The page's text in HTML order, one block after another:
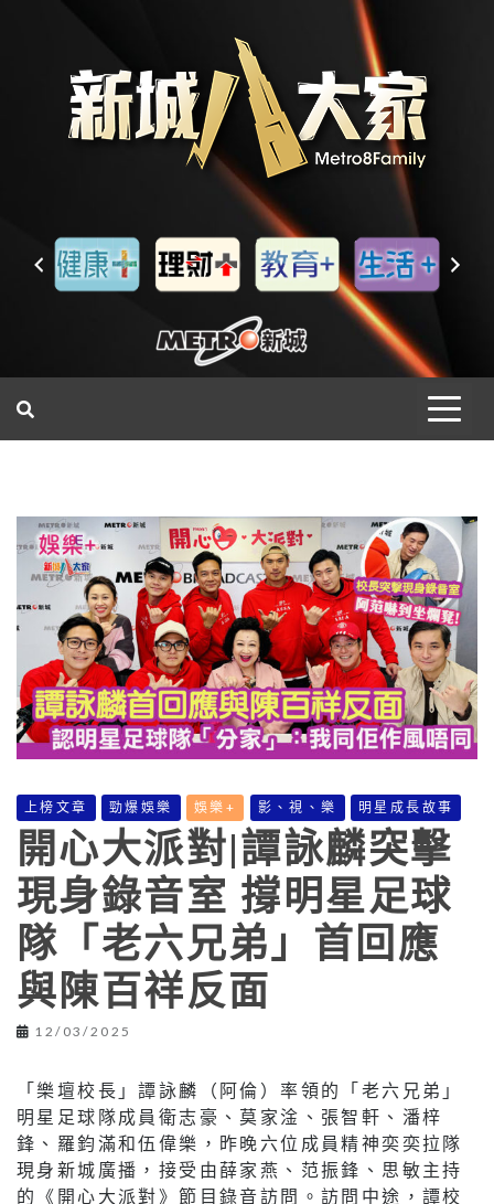
上榜文章 勁爆娛樂 娛樂+ 影、視、樂 明星成長故事
開心大派對|譚詠麟突擊
現身錄音室 撐明星足球
隊「老六兄弟」首回應
與陳百祥反面
12/03/2025
「樂壇校長」譚詠麟（阿倫）率領的「老六兄弟」
明星足球隊成員衛志豪、莫家淦、張智軒、潘梓
鋒、羅鈞滿和伍偉樂，昨晚六位成員精神奕奕拉隊
現身新城廣播，接受由薛家燕、范振鋒、思敏主持
的《開心大派對》節目錄音訪問。訪問中途，譚校